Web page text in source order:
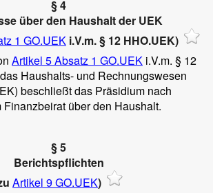
§ 4
über den Haushalt der UEK
1 GO.UEK i.V.m. § 12 HHO.UEK)
Artikel 5 Absatz 1 GO.UEK i.V.m. § 12
Haushalts- und Rechnungswesen
beschließt das Präsidium nach
Finanzbeirat über den Haushalt.
§ 5
Berichtspflichten
Artikel 9 GO.UEK)